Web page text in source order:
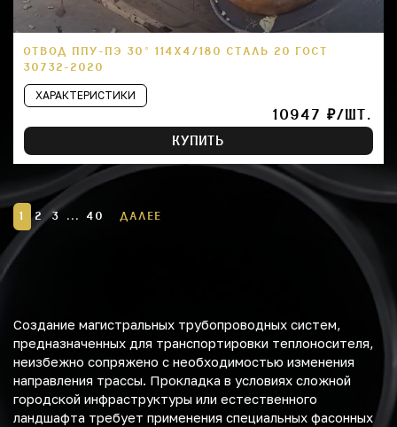
ОТВОД ППУ-ПЭ 30° 114Х4/180 СТАЛЬ 20 ГОСТ
30732-2020
ХАРАКТЕРИСТИКИ
10947 ₽/ШТ.
КУПИТЬ
1 2 3 ... 40 ДАЛЕЕ
Создание магистральных трубопроводных систем,
предназначенных для транспортировки теплоносителя,
неизбежно сопряжено с необходимостью изменения
направления трассы. Прокладка в условиях сложной
городской инфраструктуры или естественного
ландшафта требует применения специальных фасонных